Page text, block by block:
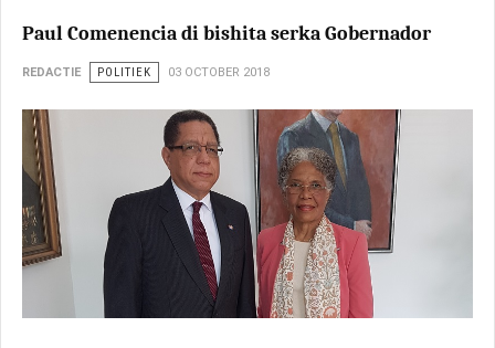
Paul Comenencia di bishita serka Gobernador
REDACTIE POLITIEK 03 OCTOBER 2018